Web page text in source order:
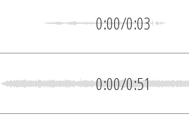
0:00/0:03
0:00/0:51